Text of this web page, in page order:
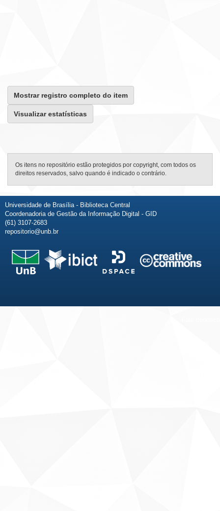
Mostrar registro completo do item
Visualizar estatísticas
Os itens no repositório estão protegidos por copyright, com todos os
direitos reservados, salvo quando é indicado o contrário.
Universidade de Brasília - Biblioteca Central
Coordenadoria de Gestão da Informação Digital - GID
(61) 3107-2683
repositorio@unb.br